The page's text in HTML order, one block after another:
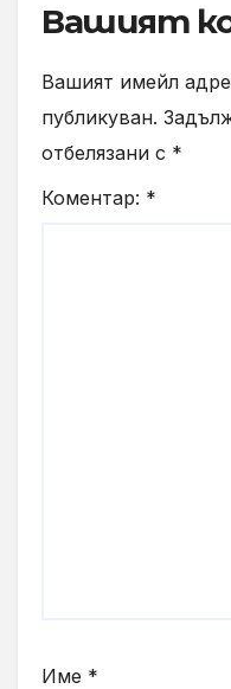
Вашият
Вашият имейл
публикуван.
отбелязани с *
Коментар: *
Име *